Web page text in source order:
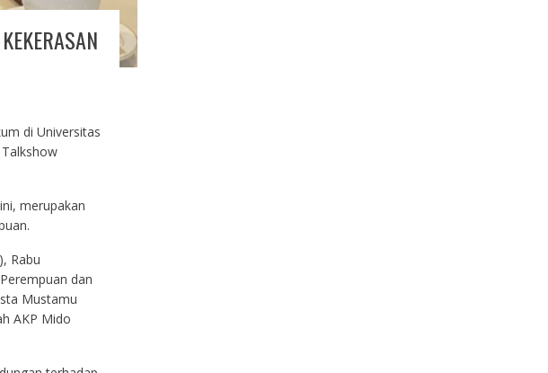
di Universitas
merupakan
Rabu
dan
Mustamu
AKP Mido